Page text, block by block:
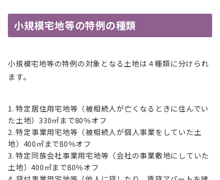
小規模宅地等の特例の種類
小規模宅地等の特例の対象となる土地は４種類に分けられ
ます。
特定居住用宅地等（被相続人が亡くなるときに住んでい
た土地）330㎡まで80％オフ
特定事業用宅地等（被相続人が個人事業をしていた土
地）400㎡まで80％オフ
特定同族会社事業用宅地等（会社の事業敷地にしていた
土地）400㎡まで80％オフ